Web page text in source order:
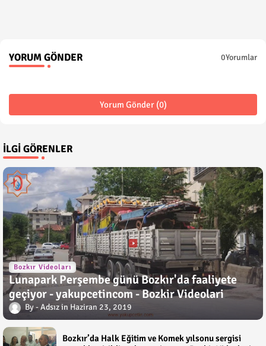
YORUM GÖNDER 0Yorumlar
Yorum Gönder (0)
İLGI GÖRENLER
Bozkır Videoları
Lunapark Perşembe günü Bozkır'da faaliyete
geçiyor - yakupcetincom - Bozkir Videolari
Adsız Haziran 23, 2019
Bozkır’da Halk Eğitim ve Komek yılsonu sergisi